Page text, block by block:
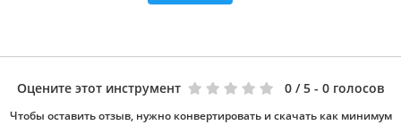
Оцените этот инструмент 0 / 5 - 0 голосов
Чтобы оставить отзыв, нужно конвертировать и скачать как минимум